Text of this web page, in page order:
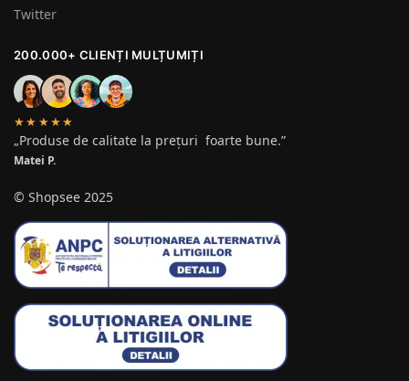
Twitter
200.000+ CLIENȚI MULȚUMIȚI
★★★★★
„Produse de calitate la prețuri foarte bune.”
Matei P.
© Shopsee 2025